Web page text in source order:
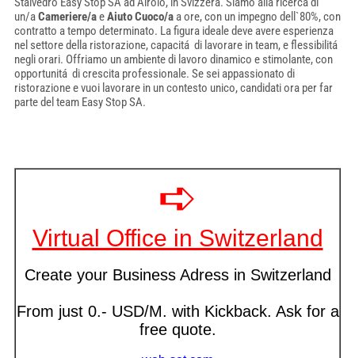
un/aCameriere/aeAiuto Cuoco/aa ore, con un impegno dell`80%, con
contratto a tempo determinato. La figura ideale deve avere esperienza
nel settore della ristorazione, capacitá di lavorare in team, e flessibilitá
negli orari. Offriamo un ambiente di lavoro dinamico e stimolante, con
opportunitá di crescita professionale. Se sei appassionato di
ristorazione e vuoi lavorare in un contesto unico, candidati ora per far
parte del team Easy Stop SA.